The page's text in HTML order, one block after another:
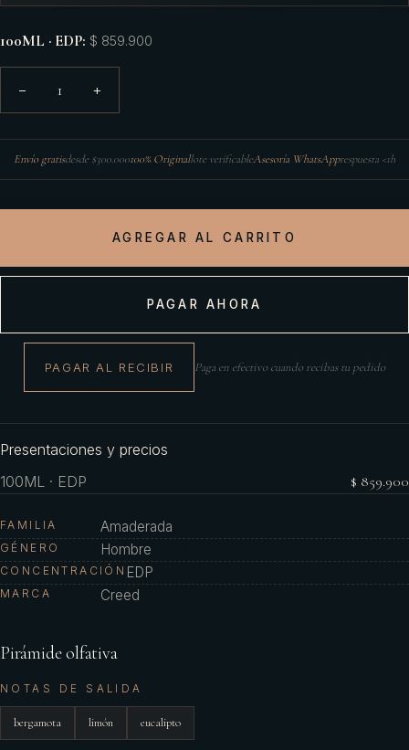
100ML · EDP: $ 859.900
− 1 +
Envío gratisdesde $300.000100% Originallote verificableAsesoría WhatsApprespuesta <1h
AGREGAR AL CARRITO
PAGAR AHORA
PAGAR AL RECIBIR Paga en efectivo cuando recibas tu pedido
Presentaciones y precios
100ML · EDP
$ 859.900
FAMILIA Amaderada
GÉNERO Hombre
CONCENTRACIÓN EDP
MARCA Creed
Pirámide olfativa
NOTAS DE SALIDA
bergamota limón eucalipto